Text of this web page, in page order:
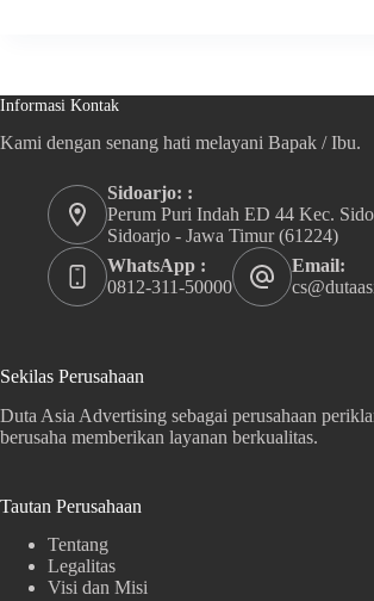
Informasi Kontak
Kami dengan senang hati melayani Bapak / Ibu.
Sidoarjo: :
Perum Puri Indah ED 44 Kec.
Sidoarjo - Jawa Timur (61224)
WhatsApp :
0812-311-50000
Email:
Sekilas Perusahaan
Duta Asia Advertising sebagai perusahaan
berusaha memberikan layanan berkualitas.
Tautan Perusahaan
Tentang
Legalitas
Visi dan Misi